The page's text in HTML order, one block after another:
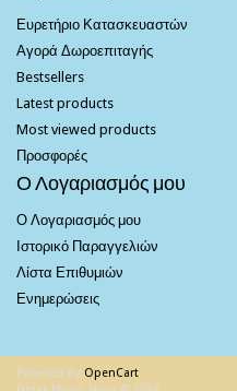
Ευρετήριο Κατασκευαστών
Αγορά Δωροεπιταγής
Bestsellers
Latest products
Most viewed products
Προσφορές
Ο Λογαριασμός μου
Ο Λογαριασμός μου
Ιστορικό Παραγγελιών
Λίστα Επιθυμιών
Ενημερώσεις
Powered By OpenCart